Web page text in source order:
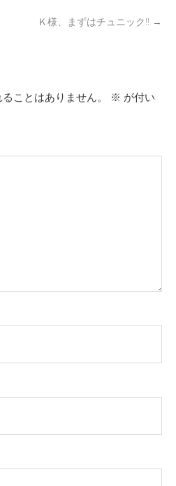
Ｋ様、まずはチュニック‼ →
ことはありません。 ※ が付い